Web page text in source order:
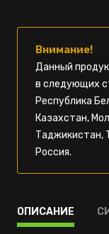
Внимание!
Данный
в следующих
Республика
Казахстан,
Таджикистан,
Россия.
ОПИСАНИЕ